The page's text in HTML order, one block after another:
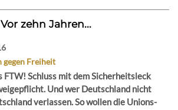
Vor zehn Jahren...
Freiheit
FTW! Schluss mit dem Sicherheitsleck
Und wer Deutschland nicht
verlassen. So wollen die Unions-